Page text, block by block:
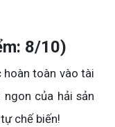
8/10)
hoàn toàn vào tài
của hải sản
chế biến!